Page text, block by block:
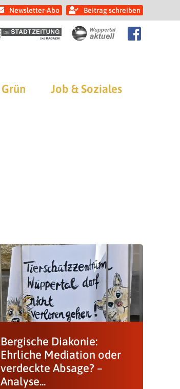
Newsletter-Abo Beitrag schreiben
Grün Job & Soziales
Bergische Diakonie:
Ehrliche Mediation oder
verdeckte Absage? –
Analyse...